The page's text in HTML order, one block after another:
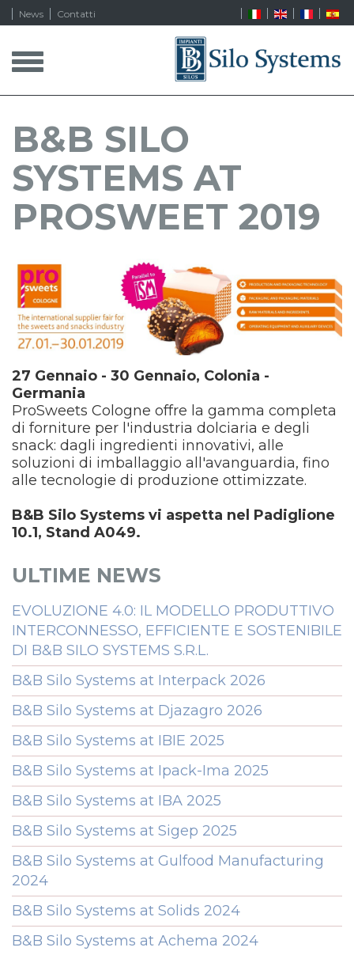
News Contatti
T
o
e
n
a
v
i
g
i
o
n
B&B SILO
SYSTEMS AT
PROSWEET 2019
27 Gennaio - 30 Gennaio, Colonia -
Germania
ProSweets Cologne offre la gamma completa
di forniture per l'industria dolciaria e degli
snack: dagli ingredienti innovativi, alle
soluzioni di imballaggio all'avanguardia, fino
alle tecnologie di produzione ottimizzate.
B&B Silo Systems vi aspetta nel Padiglione
10.1, Stand A049.
ULTIME NEWS
EVOLUZIONE 4.0: IL MODELLO PRODUTTIVO
INTERCONNESSO, EFFICIENTE E SOSTENIBILE
DI B&B SILO SYSTEMS S.R.L.
B&B Silo Systems at Interpack 2026
B&B Silo Systems at Djazagro 2026
B&B Silo Systems at IBIE 2025
B&B Silo Systems at Ipack-Ima 2025
B&B Silo Systems at IBA 2025
B&B Silo Systems at Sigep 2025
B&B Silo Systems at Gulfood Manufacturing
2024
B&B Silo Systems at Solids 2024
B&B Silo Systems at Achema 2024